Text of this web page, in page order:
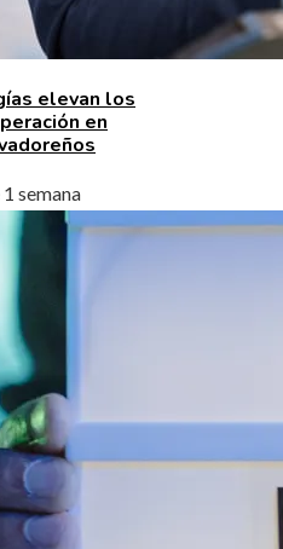
elevan los
en
semana